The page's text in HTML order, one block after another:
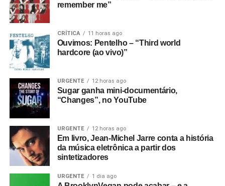
remember me”
CRÍTICA 11 horas ago
Ouvimos: Pentelho – “Third world
hardcore (ao vivo)”
URGENTE 12 horas ago
Sugar ganha mini-documentário,
“Changes”, no YouTube
URGENTE 12 horas ago
Em livro, Jean-Michel Jarre conta a história
da música eletrônica a partir dos
sintetizadores
URGENTE 1 dia ago